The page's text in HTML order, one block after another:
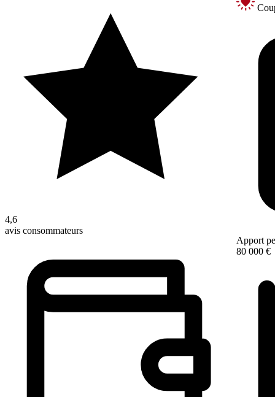
4,6
avis consommateurs
Apport
80 000 €